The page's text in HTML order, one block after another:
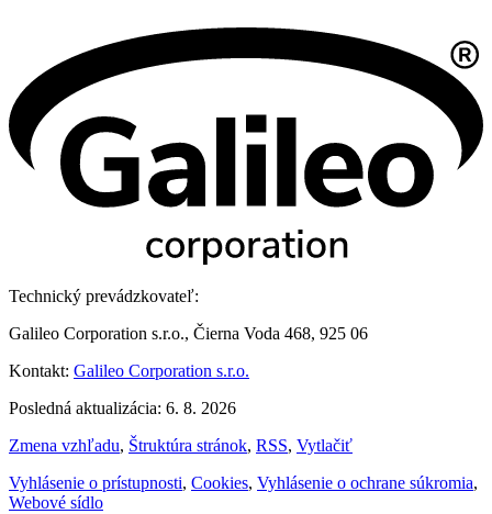
Technický prevádzkovateľ:
Galileo Corporation s.r.o., Čierna Voda 468, 925 06
Kontakt: Galileo Corporation s.r.o.
Posledná aktualizácia: 6. 8. 2026
Zmena vzhľadu, Štruktúra stránok, RSS, Vytlačiť
Vyhlásenie o prístupnosti, Cookies, Vyhlásenie o ochrane súkromia,
Webové sídlo